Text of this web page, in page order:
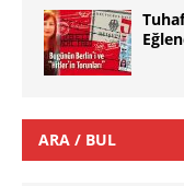
ARA / BUL